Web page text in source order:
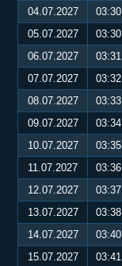
04.07.2027
03:30
05.07.2027
03:30
06.07.2027
03:31
07.07.2027
03:32
08.07.2027
03:33
09.07.2027
03:34
10.07.2027
03:35
11.07.2027
03:36
12.07.2027
03:37
13.07.2027
03:38
14.07.2027
03:40
15.07.2027
03:41